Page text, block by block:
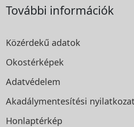
További információk
Közérdekű adatok
Okostérképek
Adatvédelem
Akadálymentesítési nyilatkozat
Honlaptérkép